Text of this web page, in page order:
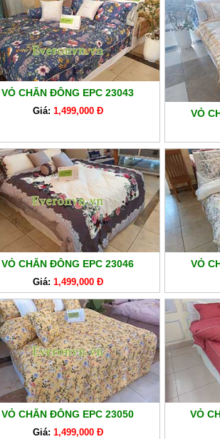
VỎ CHĂN ĐÔNG EPC 23043
Giá: 1,499,000 Đ VỎ
VỎ CHĂN ĐÔNG EPC 23046
Giá: 1,499,000 Đ
VỎ
VỎ CHĂN ĐÔNG EPC 23050
Giá: 1,499,000 Đ
VỎ